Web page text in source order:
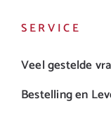
SERVICE
Veel gestelde
Bestelling en